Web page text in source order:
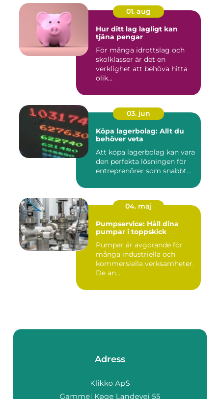
01. aug
Hur ditt lag lagligt kan
tjäna pengar
För många idrottslag och
skolklasser är det en
verklighet att behöva hitta
olik...
03. jun
Köpa lagerbolag: Allt du
behöver veta
Att köpa lagerbolag kan vara
den perfekta lösningen för
entreprenörer som snabbt...
04. maj
Pumpservice: Håll dina
pumpar i toppskick
Pumpar är avgörande för
många industriella och
kommersiella verksamheter.
De an...
Adress